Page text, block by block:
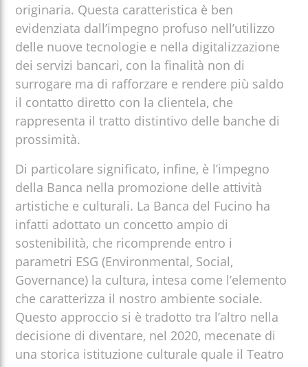
originaria. Questa caratteristica è ben
evidenziata dall’impegno profuso nell’utilizzo
delle nuove tecnologie e nella digitalizzazione
dei servizi bancari, con la finalità non di
surrogare ma di rafforzare e rendere più saldo
il contatto diretto con la clientela, che
rappresenta il tratto distintivo delle banche di
prossimità.
Di particolare significato, infine, è l’impegno
della Banca nella promozione delle attività
artistiche e culturali. La Banca del Fucino ha
infatti adottato un concetto ampio di
sostenibilità, che ricomprende entro i
parametri ESG (Environmental, Social,
Governance) la cultura, intesa come l’elemento
che caratterizza il nostro ambiente sociale.
Questo approccio si è tradotto tra l’altro nella
decisione di diventare, nel 2020, mecenate di
una storica istituzione culturale quale il Teatro